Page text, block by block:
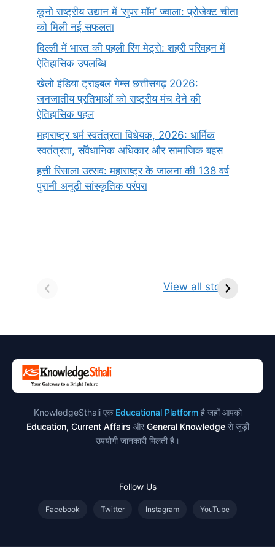
कूनो राष्ट्रीय उद्यान में ‘सुपर मॉम’ ज्वाला: प्रोजेक्ट चीता
को मिली नई सफलता
दिल्ली में भारत की पहली रिंग मेट्रो: शहरी परिवहन में
ऐतिहासिक उपलब्धि
खेलो इंडिया ट्राइबल गेम्स छत्तीसगढ़ 2026:
जनजातीय प्रतिभाओं को राष्ट्रीय मंच देने की
ऐतिहासिक पहल
महाराष्ट्र धर्म स्वतंत्रता विधेयक, 2026: धार्मिक
स्वतंत्रता, संवैधानिक अधिकार और सामाजिक बहस
हत्ती रिसाला उत्सव: महाराष्ट्र के जालना की 138 वर्ष
पुरानी अनूठी सांस्कृतिक परंपरा
View all stories
किसे कहते है?
ज्योतिर्लिंग | नाम,
KnowledgeSthali एक Educational Platformहै जहाँ आपको
Education, Current Affairs और General Knowledgeसे जुड़ी
उपयोगी जानकारी मिलती है।
Follow Us
Facebook Twitter Instagram YouTube